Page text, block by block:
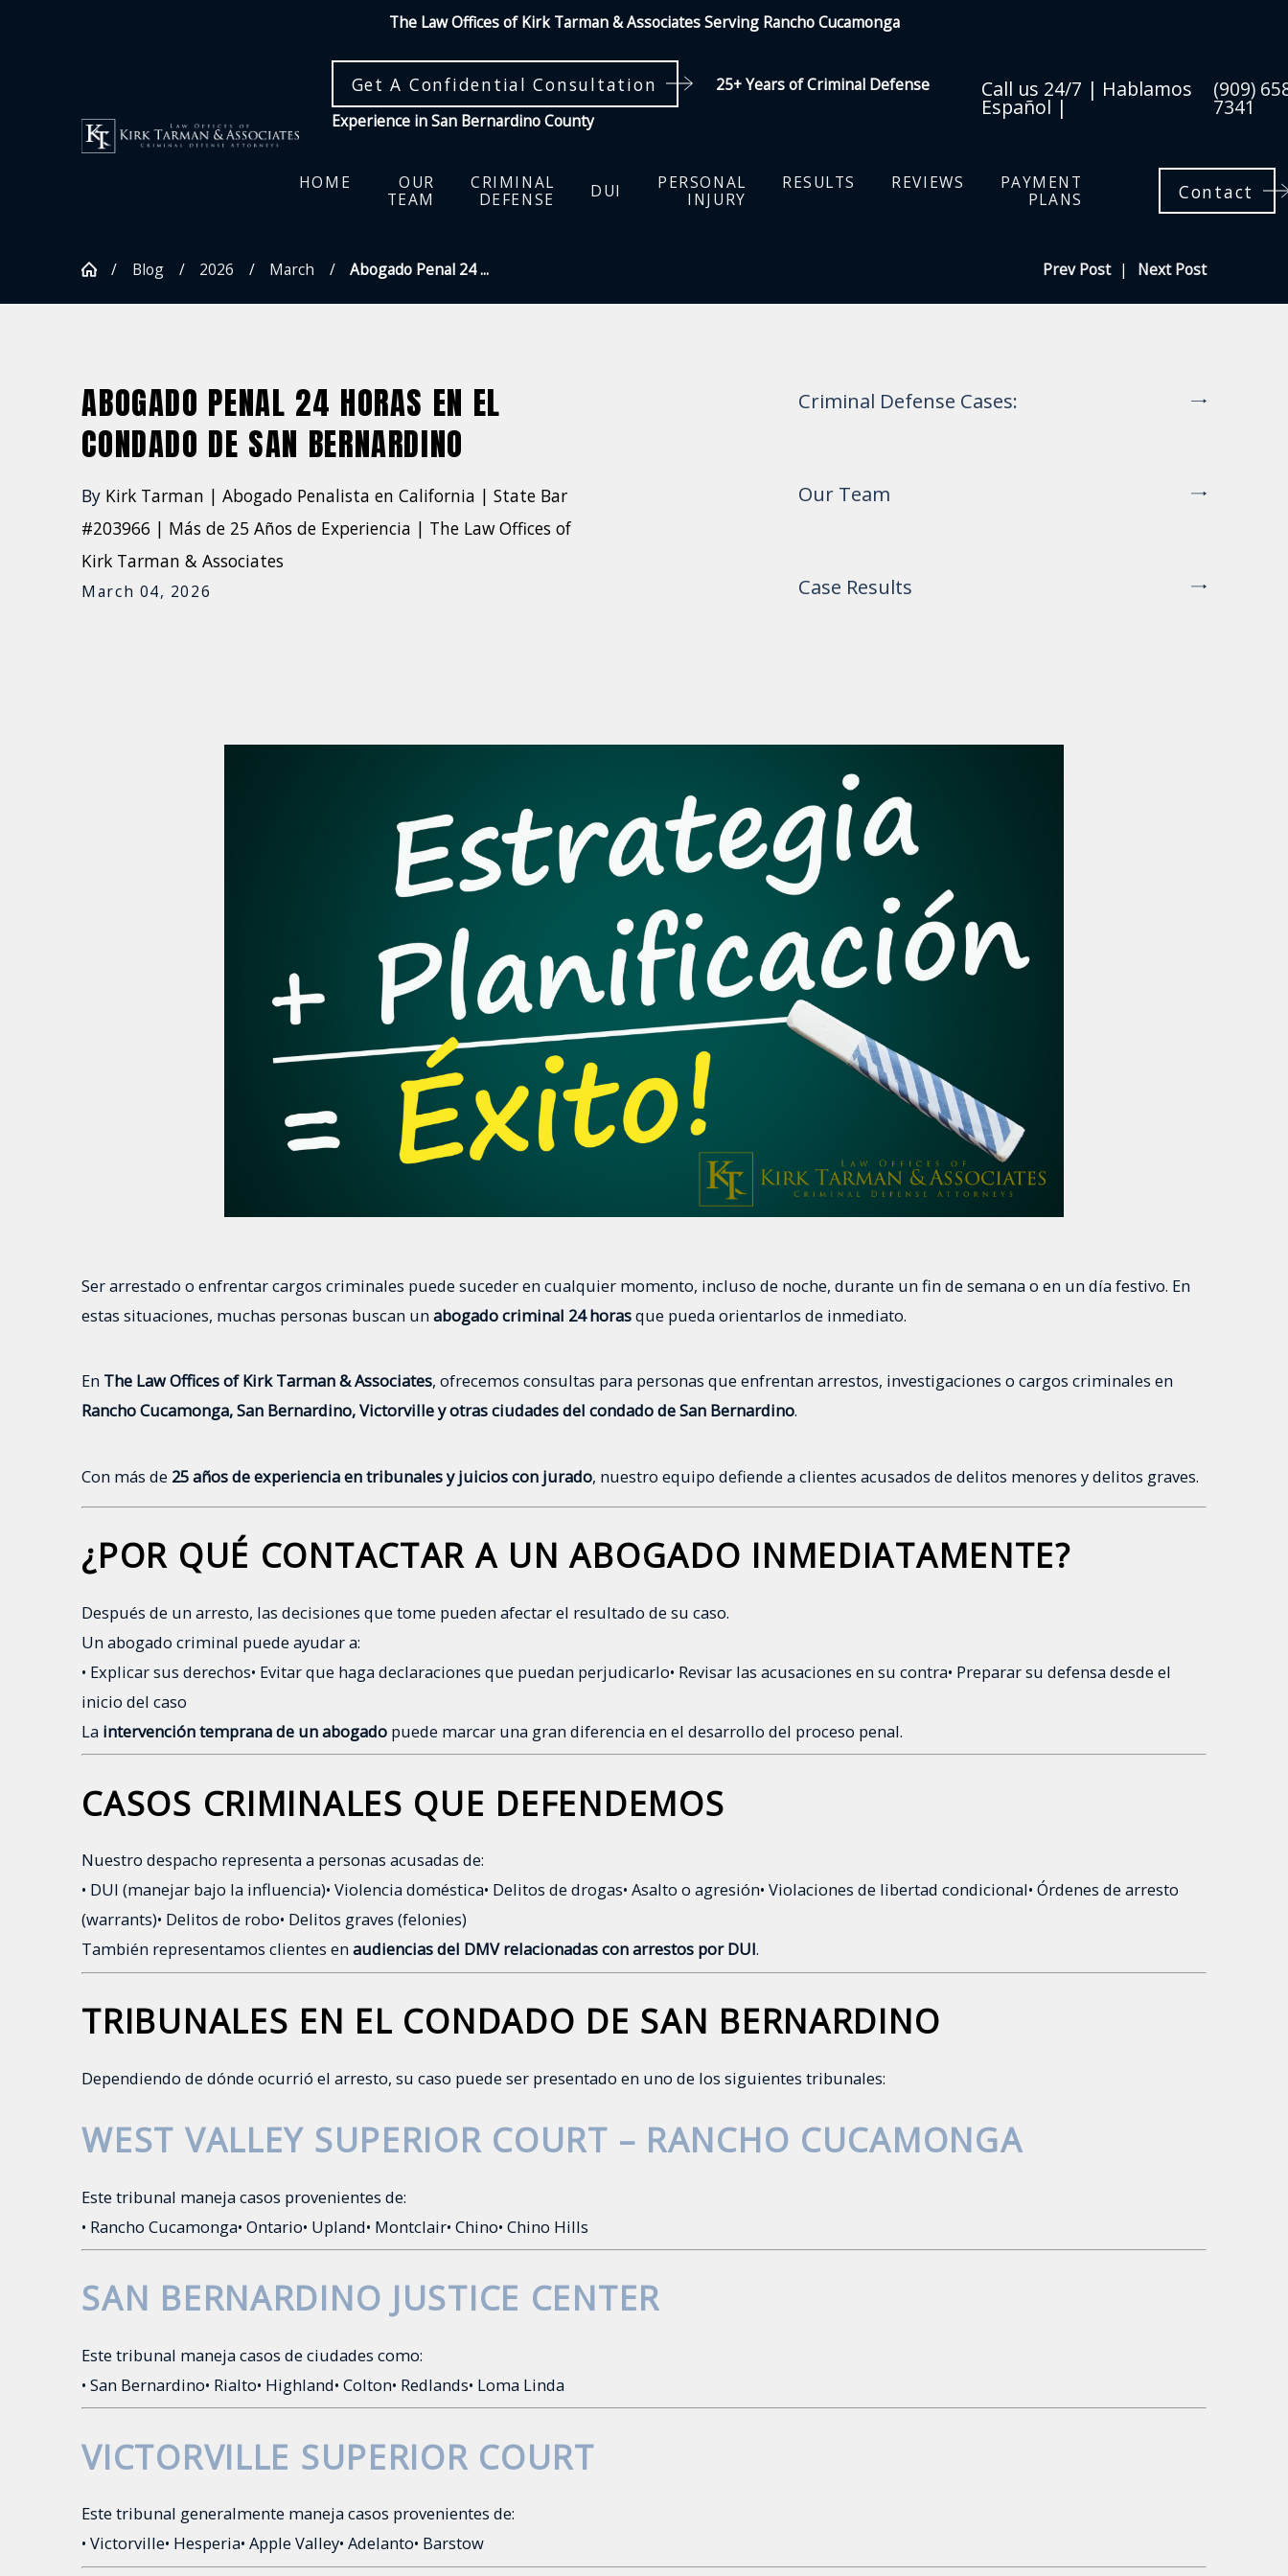
The Law Offices of Kirk Tarman & Associates Serving Rancho Cucamonga
Get A Confidential Consultation
25+ Years of Criminal Defense
Experience in San Bernardino County
Call us 24/7 | Hablamos
Español |
(909)
7341
HOME
OUR
TEAM
CRIMINAL
DEFENSE
DUI
PERSONAL
INJURY
RESULTS REVIEWS
PAYMENT
PLANS
Contact
Blog 2026 March Abogado Penal 24 ... Prev Post | Next Post
ABOGADO PENAL 24 HORAS EN EL
CONDADO DE SAN BERNARDINO
By Kirk Tarman | Abogado Penalista en California | State Bar
#203966 | Más de 25 Años de Experiencia | The Law Offices of
Kirk Tarman & Associates
March 04, 2026
Criminal Defense Cases:
Our Team
Case Results
Ser arrestado o enfrentar cargos criminales puede suceder en cualquier momento, incluso de noche, durante un fin de semana o en un día festivo. En
estas situaciones, muchas personas buscan unabogado criminal 24 horasque pueda orientarlos de inmediato.
En The Law Offices of Kirk Tarman & Associates, ofrecemos consultas para personas que enfrentan arrestos, investigaciones o cargos criminales en
Rancho Cucamonga, San Bernardino, Victorville y otras ciudades del condado de San Bernardino.
Con más de 25 años de experiencia en tribunales y juicios con jurado, nuestro equipo defiende a clientes acusados de delitos menores y delitos graves.
¿POR QUÉ CONTACTAR A UN ABOGADO INMEDIATAMENTE?
Después de un arresto, las decisiones que tome pueden afectar el resultado de su caso.
Un abogado criminal puede ayudar a:
• Explicar sus derechos• Evitar que haga declaraciones que puedan perjudicarlo• Revisar las acusaciones en su contra• Preparar su defensa desde el
inicio del caso
La intervención temprana de un abogado puede marcar una gran diferencia en el desarrollo del proceso penal.
CASOS CRIMINALES QUE DEFENDEMOS
Nuestro despacho representa a personas acusadas de:
• DUI (manejar bajo la influencia)• Violencia doméstica• Delitos de drogas• Asalto o agresión• Violaciones de libertad condicional• Órdenes de arresto
(warrants)• Delitos de robo• Delitos graves (felonies)
También representamos clientes enaudiencias del DMV relacionadas con arrestos por DUI.
TRIBUNALES EN EL CONDADO DE SAN BERNARDINO
Dependiendo de dónde ocurrió el arresto, su caso puede ser presentado en uno de los siguientes tribunales:
WEST VALLEY SUPERIOR COURT – RANCHO CUCAMONGA
Este tribunal maneja casos provenientes de:
• Rancho Cucamonga• Ontario• Upland• Montclair• Chino• Chino Hills
SAN BERNARDINO JUSTICE CENTER
Este tribunal maneja casos de ciudades como:
• San Bernardino• Rialto• Highland• Colton• Redlands• Loma Linda
VICTORVILLE SUPERIOR COURT
Este tribunal generalmente maneja casos provenientes de:
• Victorville• Hesperia• Apple Valley• Adelanto• Barstow